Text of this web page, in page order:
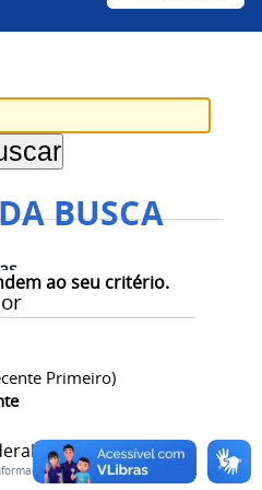
BUSCA
ao seu critério.
Primeiro)